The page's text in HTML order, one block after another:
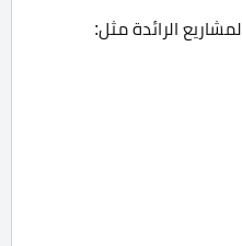
الرائدة مثل: